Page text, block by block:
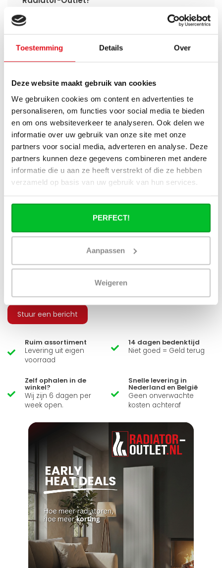
Toestemming Details Over
Deze website maakt gebruik van cookies
We gebruiken cookies om content en advertenties te
personaliseren, om functies voor social media te bieden
en om ons websiteverkeer te analyseren. Ook delen we
informatie over uw gebruik van onze site met onze
partners voor social media, adverteren en analyse. Deze
partners kunnen deze gegevens combineren met andere
informatie die u aan ze heeft verstrekt of die ze hebben
verzameld op basis van uw gebruik van hun services.
PERFECT!
Aanpassen
Weigeren
Hoe bereken in de benodigde capaciteit
voor mijn ruimte?
Wat is de levertijd van een
deze als ik een bestelling plaats?
Ik heb een (hybride) warmtepomp
installatie, kan ik alle radiatoren
gebruiken uit de website?
Kan ik alle radiatoren op de website
toepassen in combinatie met
stadsverwarming?
Werkt een paneelradiator ook bij 40
graden aanvoertemperatuur?
Simon helpt je graag en kan al je vragen beantwoorden.
Stuur een bericht
Ruim assortiment
Levering uit eigen
voorraad
14 dagen bedenktijd
Niet goed = Geld terug
Zelf ophalen in de
winkel?
Wij zijn 6 dagen per
week open.
Snelle levering in
Nederland en België
Geen onverwachte
kosten achteraf